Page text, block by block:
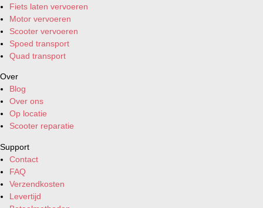
Fiets laten vervoeren
Motor vervoeren
Scooter vervoeren
Spoed transport
Quad transport
Over
Blog
Over ons
Op locatie
Scooter reparatie
Support
Contact
FAQ
Verzendkosten
Levertijd